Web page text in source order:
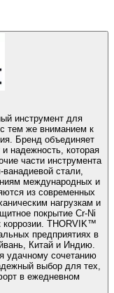
инструмент для
с тем же вниманием к
Бренд объединяет
надежность, которая
части инструмента
стали,
международных и
из современных
нагрузкам и
покрытие Cr-Ni
коррозии. THORVIK™
предприятиях в
Китай и Индию.
удачному сочетанию
выбор для тех,
в ежедневном